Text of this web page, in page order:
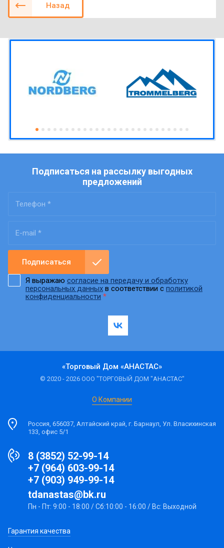
Назад
Подписаться на рассылку выгодных
предложений
Я выражаю согласие на передачу и обработку
персональных данных в соответствии с политикой
конфиденциальности *
Подписаться
«Торговый Дом «АНАСТАС»
© 2020 - 2026 ООО "ТОРГОВЫЙ ДОМ "АНАСТАС"
О Компании
Россия, 656037, Алтайский край, г. Барнаул, Ул. Власихинская
133, офис 5/1
8 (3852) 52-99-14
+7 (964) 603-99-14
+7 (903) 949-99-14
tdanastas@bk.ru
Пн - Пт: 9:00 - 18:00 / Сб:10:00 - 16:00 / Вс: Выходной
Гарантия качества